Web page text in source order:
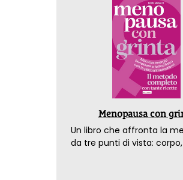
Menopausa con
Un libro che affronta la
da tre punti di vista: